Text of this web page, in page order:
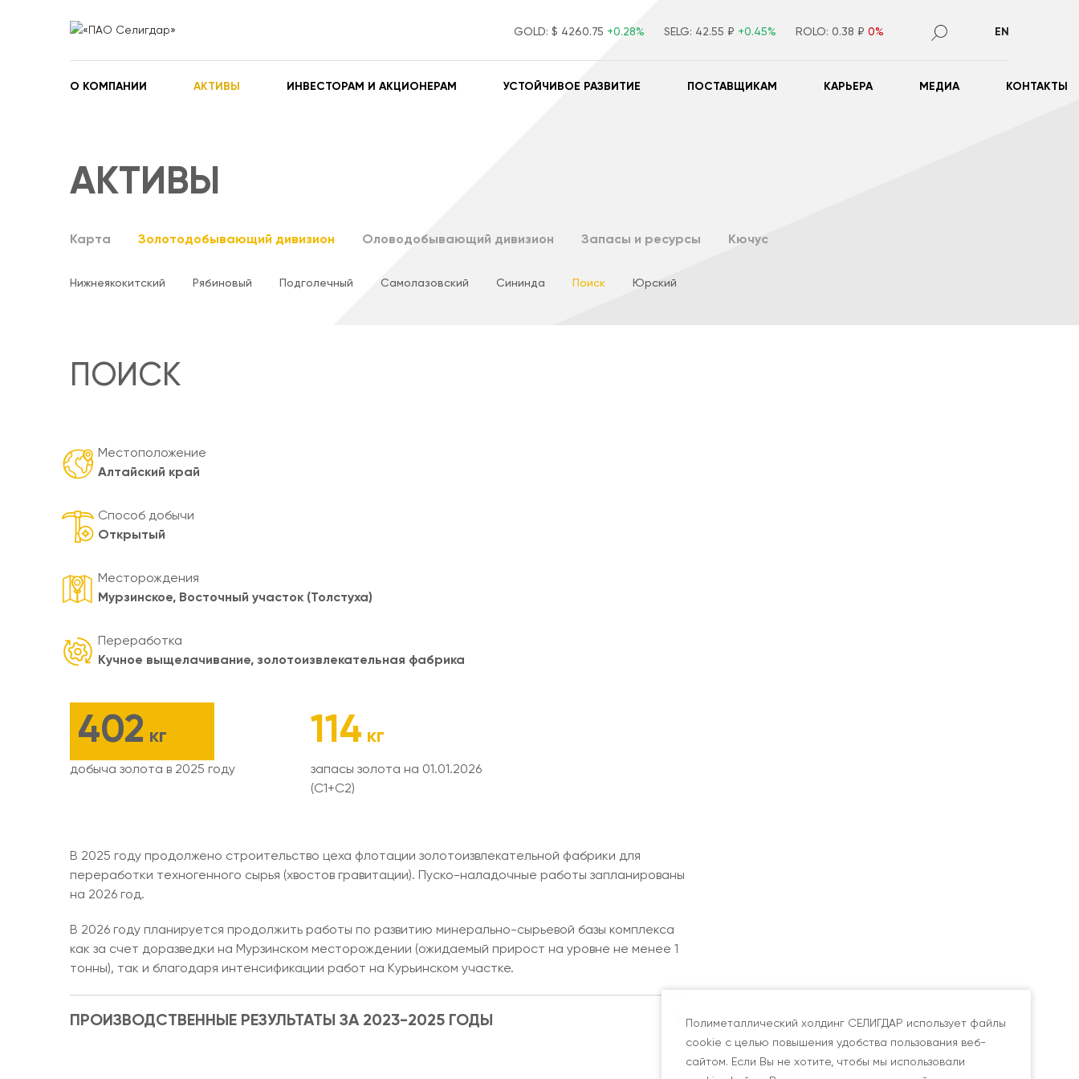
GOLD: $ 4260.75 +0.28% SELG: 42.55 ₽ +0.45% ROLO: 0.38 ₽ 0% EN
О КОМПАНИИ АКТИВЫ ИНВЕСТОРАМ И АКЦИОНЕРАМ УСТОЙЧИВОЕ РАЗВИТИЕ ПОСТАВЩИКАМ КАРЬЕРА МЕДИА КОНТАКТЫ
АКТИВЫ
Карта Золотодобывающий дивизион Оловодобывающий дивизион Запасы и ресурсы Кючус
Нижнеякокитский Рябиновый Подголечный Самолазовский Сининда Поиск Юрский
ПОИСК
Местоположение
Алтайский край
Способ добычи
Открытый
Месторождения
Мурзинское, Восточный участок (Толстуха)
Переработка
Кучное выщелачивание, золотоизвлекательная фабрика
402 кг
добыча золота в 2025 году
114 кг
запасы золота на 01.01.2026
(С1+С2)
В 2025 году продолжено строительство цеха флотации золотоизвлекательной фабрики для
переработки техногенного сырья (хвостов гравитации). Пуско-наладочные работы запланированы
на 2026 год.
В 2026 году планируется продолжить работы по развитию минерально-сырьевой базы комплекса
как за счет доразведки на Мурзинском месторождении (ожидаемый прирост на уровне не менее 1
тонны), так и благодаря интенсификации работ на Курьинском участке.
ПРОИЗВОДСТВЕННЫЕ РЕЗУЛЬТАТЫ ЗА 2023-2025 ГОДЫ
Полиметаллический холдинг СЕЛИГДАР использует файлы
cookie с целью повышения удобства пользования веб-
сайтом. Если Вы не хотите, чтобы мы использовали